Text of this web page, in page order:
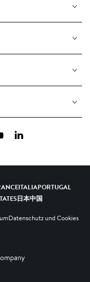
LinkedIn
ITALIAPORTUGAL
日本中国
Datenschutz und Cookies
Company